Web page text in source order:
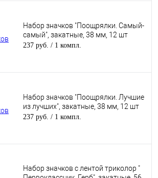
Набор значков "Поощрялки. Самый-
самый", закатные, 38 мм, 12 шт
237 руб. / 1 компл.
Набор значков "Поощрялки. Лучшие
из лучших", закатные, 38 мм, 12 шт
237 руб. / 1 компл.
Набор значков с лентой триколор "